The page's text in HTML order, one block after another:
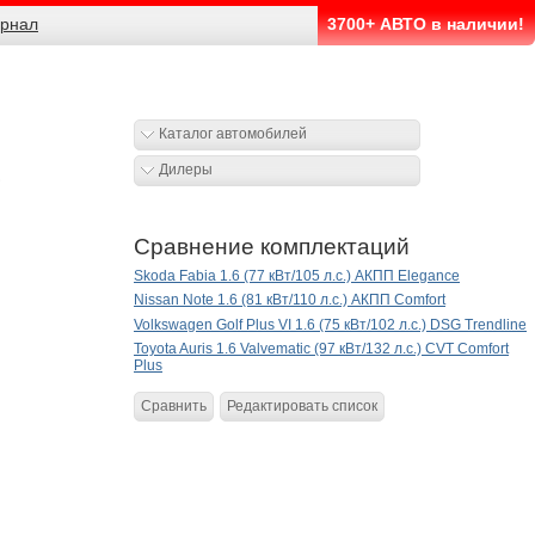
3700+ АВТО в наличии!
Каталог автомобилей
Дилеры
Сравнение комплектаций
Skoda Fabia 1.6 (77 кВт/105 л.с.) АКПП Elegance
Nissan Note 1.6 (81 кВт/110 л.с.) АКПП Comfort
Volkswagen Golf Plus VI 1.6 (75 кВт/102 л.с.) DSG Trendline
Toyota Auris 1.6 Valvematic (97 кВт/132 л.с.) CVT Comfort
Plus
Сравнить Редактировать список